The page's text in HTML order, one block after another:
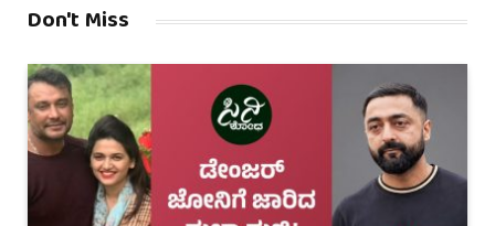
Don't Miss